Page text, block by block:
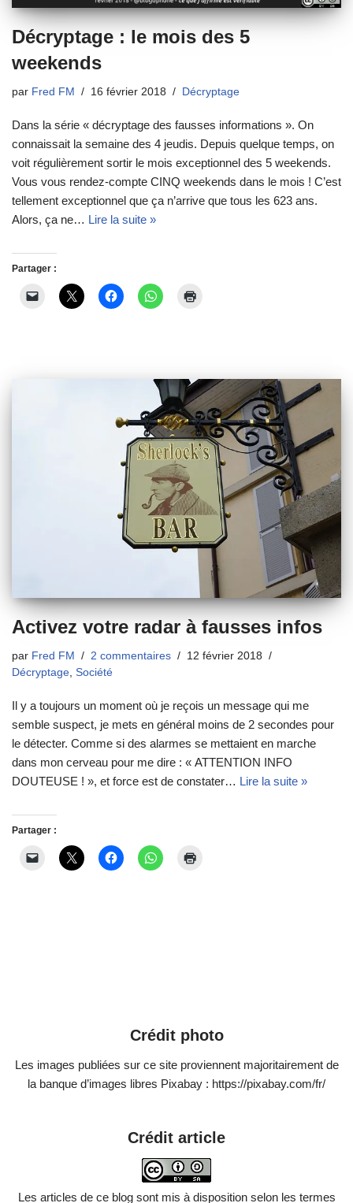
Décryptage : le mois des 5
weekends
par Fred FM 16 février 2018 Décryptage
Dans la série « décryptage des fausses informations ». On
connaissait la semaine des 4 jeudis. Depuis quelque temps, on
voit régulièrement sortir le mois exceptionnel des 5 weekends.
Vous vous rendez-compte CINQ weekends dans le mois ! C’est
tellement exceptionnel que ça n’arrive que tous les 623 ans.
Alors, ça ne… Lire la suite »
Partager :
Activez votre radar à fausses infos
par Fred FM 2 commentaires
12 février 2018
Décryptage, Société
Il y a toujours un moment où je reçois un message qui me
semble suspect, je mets en général moins de 2 secondes pour
le détecter. Comme si des alarmes se mettaient en marche
dans mon cerveau pour me dire : « ATTENTION INFO
DOUTEUSE ! », et force est de constater… Lire la suite »
Partager :
Crédit photo
Les images publiées sur ce site proviennent majoritairement de
la banque d’images libres Pixabay : https://pixabay.com/fr/
Crédit article
Les articles de ce blog sont mis à disposition selon les termes